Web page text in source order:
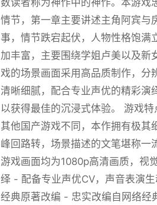
情节，第一章主要讲述主角阿宾与
事，情节跌宕起伏，人物性格饱满
加丰富，主要围绕学姐卢美以及新
戏的场景画面采用高品质制作，分
清晰细腻，配合专业声优的精彩演
以获得最佳的沉浸式体验。 游戏
其他国产游戏不同，本作拥有极其
峰回路转，场景描述的文笔堪称一
游戏画面均为1080p高清画质，视
绎 - 配备专业声优CV，声音表演
经典原著改编 - 忠实改编自网络经